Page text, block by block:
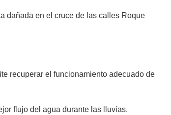
dañada en el cruce de las calles Roque
recuperar el funcionamiento adecuado de
flujo del agua durante las lluvias.